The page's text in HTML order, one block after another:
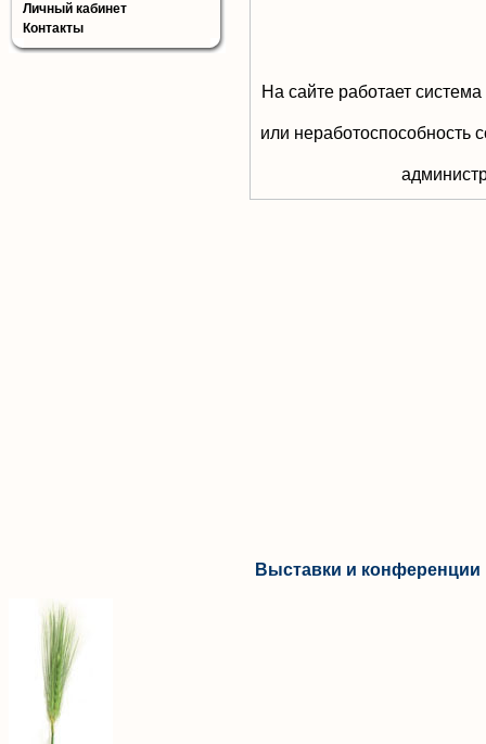
Личный кабинет
Контакты
На сайте работает
или неработоспособность
Выставки и конференции